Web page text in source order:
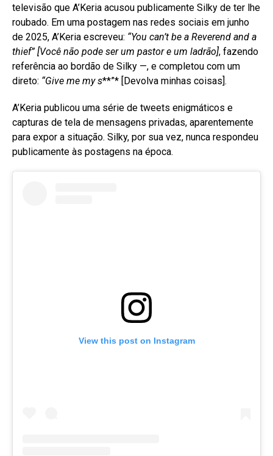
televisão que A’Keria acusou publicamente Silky de ter lhe
roubado. Em uma postagem nas redes sociais em junho
de 2025, A’Keria escreveu: “You can’t be a Reverend and a
thief”[Você não pode ser um pastor e um ladrão], fazendo
referência ao bordão de Silky —, e completou com um
direto: “Give me my s**”* [Devolva minhas coisas].
A’Keria publicou uma série de tweets enigmáticos e
capturas de tela de mensagens privadas, aparentemente
para expor a situação. Silky, por sua vez, nunca respondeu
publicamente às postagens na época.
View this post on Instagram